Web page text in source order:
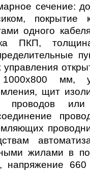
сечение:
покрытие
одного
ПКП,
управления
мм,
щит
проводов
жилами в
напряжение